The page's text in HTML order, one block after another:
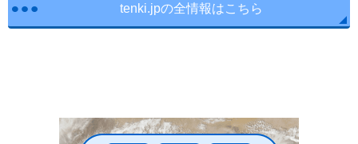
tenki.jpの全情報はこちら